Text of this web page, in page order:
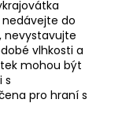
do
nevystavujte
vlhkosti a
mohou být
s
pro hraní s